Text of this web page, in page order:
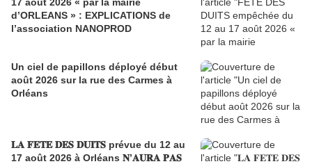
d’ORLEANS » : EXPLICATIONS de
l’association NANOPROD
Un ciel de papillons déployé début
août 2026 sur la rue des Carmes à
Orléans
𝐋𝐀 𝐅𝐄𝐓𝐄 𝐃𝐄𝐒 𝐃𝐔𝐈𝐓𝐒 prévue du 12 au
17 août 2026 à Orléans 𝐍’𝐀𝐔𝐑𝐀 𝐏𝐀𝐒